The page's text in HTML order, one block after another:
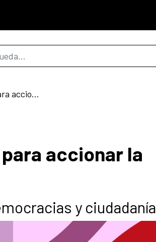
búsqueda
Repensar la gestión cultural para accionar la democracia
accionar la
y ciudadanía